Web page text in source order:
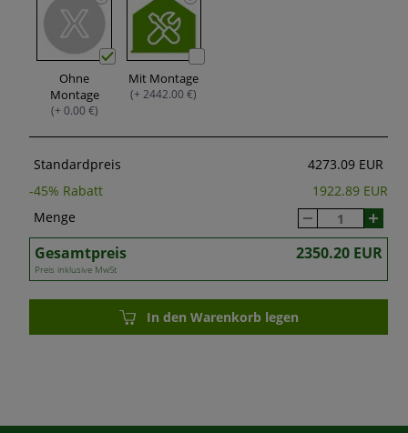
Ohne
Montage
(+ 0.00 €)
Mit Montage
(+ 2442.00 €)
Standardpreis
4273.09 EUR
-45% Rabatt
1922.89 EUR
Menge
Gesamtpreis 2350.20 EUR
Preis inklusive MwSt
In den Warenkorb legen